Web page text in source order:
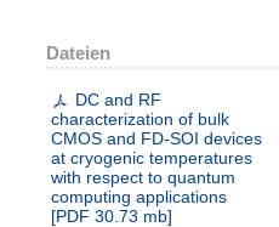
Dateien
DC and RF
characterization of bulk
CMOS and FD-SOI devices
at cryogenic temperatures
with respect to quantum
computing applications
[PDF 30.73 mb]